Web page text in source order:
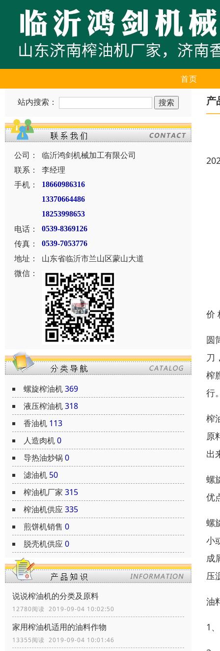
首页
站内搜索：
公司：
临沂鸿剑机械加工有限公司
联系：
李经理
手机：
18660986316
13370664486
18253998653
电话： 0539-8369126
传真： 0539-7053776
地址：
山东省临沂市兰山区蒙山大道
微信：
螺旋榨油机369
液压榨油机318
香油机 113
人造肉机0
导热油炒锅 0
滤油机 50
榨油机厂家 315
榨油机供应335
煎饼机销售 0
脱壳机供应0
说说榨油机的分类及原料
12780阅读 2019-09-04 10:02:50
家用榨油机适用的油料作物
13355阅读 2019-09-04 10:01:46
产
价
圆
刀
榨
行
榨
原
出
螺
优
螺
小
成
压
油
1